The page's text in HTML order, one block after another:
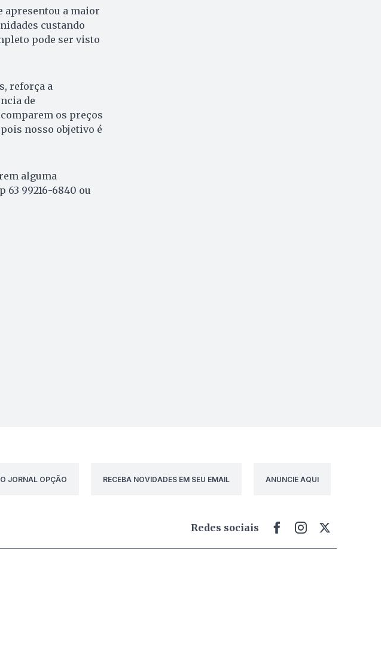
apresentou a maior
custando
pode ser visto
reforça a
de
os preços
nosso objetivo é
alguma
99216-6840 ou
JORNAL OPÇÃO
RECEBA NOVIDADES EM SEU EMAIL ANUNCIE AQUI
Redes sociais